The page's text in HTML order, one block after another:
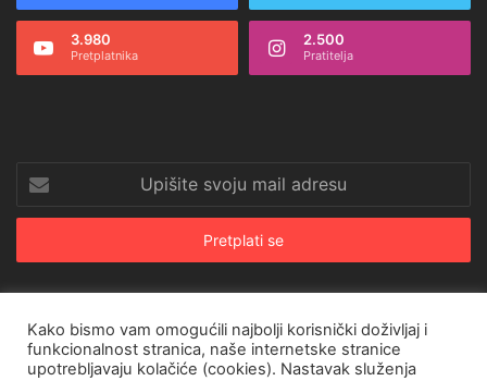
3.980
Pretplatnika
2.500
Pratitelja
svoju
mail
© Copyright 2026, All Rights Reserved |CroRing Magazin
Naslovnica
Arhiva Pravila o privatnosti Impressum SHOP
Kako bismo vam omogućili najbolji korisnički doživljaj i
funkcionalnost stranica, naše internetske stranice
upotrebljavaju kolačiće (cookies). Nastavak služenja